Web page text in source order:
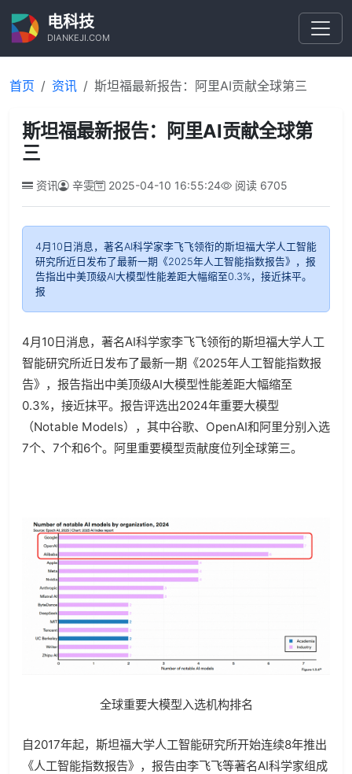
电科技
DIANKEJI.COM
首页 资讯 斯坦福最新报告：阿里AI贡献全球第三
斯坦福最新报告：阿里AI贡献全球第
三
资讯 辛雯 2025-04-10 16:55:24 阅读 6705
4月10日消息，著名AI科学家李飞飞领衔的斯坦福大学人工智能
研究所近日发布了最新一期《2025年人工智能指数报告》，报
告指出中美顶级AI大模型性能差距大幅缩至0.3%，接近抹平。
报
4月10日消息，著名AI科学家李飞飞领衔的斯坦福大学人工
智能研究所近日发布了最新一期《2025年人工智能指数报
告》，报告指出中美顶级AI大模型性能差距大幅缩至
0.3%，接近抹平。报告评选出2024年重要大模型
（Notable Models），其中谷歌、OpenAI和阿里分别入选
7个、7个和6个。阿里重要模型贡献度位列全球第三。
全球重要大模型入选机构排名
自2017年起，斯坦福大学人工智能研究所开始连续8年推出
《人工智能指数报告》，报告由李飞飞等著名AI科学家组成